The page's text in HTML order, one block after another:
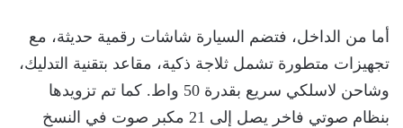
أما من الداخل، فتضم السيارة شاشات رقمية حديثة، مع
تجهيزات متطورة تشمل ثلاجة ذكية، مقاعد بتقنية التدليك،
وشاحن لاسلكي سريع بقدرة 50 واط. كما تم تزويدها
بنظام صوتي فاخر يصل إلى 21 مكبر صوت في النسخ